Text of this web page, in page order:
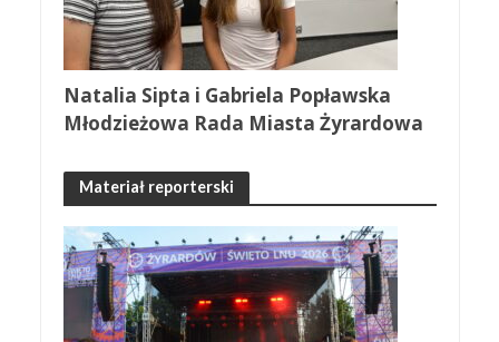
Natalia Sipta i Gabriela Popławska
Młodzieżowa Rada Miasta Żyrardowa
Materiał reporterski